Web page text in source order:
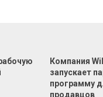
Компания
запускает
программу
продавцов